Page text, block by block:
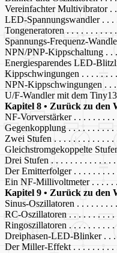
Vereinfachter Multivibrator .
LED-Spannungswandler . .
Tongeneratoren . . . . . . . . .
Spannungs-Frequenz-
NPN/PNP-Kippschaltung . .
Energiesparendes LED-
Kippschwingungen . . . . . . .
NPN-Kippschwingungen . .
U/F-Wandler mit dem
Kapitel 8 • Zurück zu den
NF-Vorverstärker . . . . . . . .
Gegenkopplung . . . . . . . . .
Zwei Stufen . . . . . . . . . . . .
Gleichstromgekoppelte
Drei Stufen . . . . . . . . . . . . .
Der Emitterfolger . . . . . . . .
Ein NF-Millivoltmeter . . . . .
Kapitel 9 • Zurück zu den
Sinus-Oszillatoren . . . . . . .
RC-Oszillatoren . . . . . . . . .
Ringoszillatoren . . . . . . . . .
Dreiphasen-LED-Blinker . .
Der Miller-Effekt . . . . . . . . .